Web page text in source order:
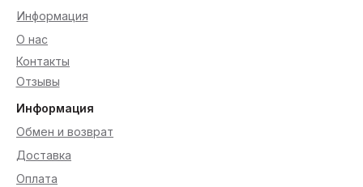
Информация
Обмен и возврат
Доставка
Оплата
Информация
О нас
Контакты
Отзывы